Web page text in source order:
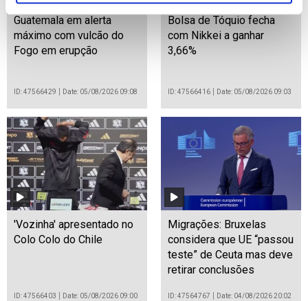
Guatemala em alerta
máximo com vulcão do
Fogo em erupção
ID: 47566429 Date: 05/08/2026 09:08
Bolsa de Tóquio fecha
com Nikkei a ganhar
3,66%
ID: 47566416 Date: 05/08/2026 09:03
'Vozinha' apresentado no
Colo Colo do Chile
ID: 47566403 Date: 05/08/2026 09:00
Migrações: Bruxelas
considera que UE “passou
teste” de Ceuta mas deve
retirar conclusões
ID: 47564767 Date: 04/08/2026 20:02